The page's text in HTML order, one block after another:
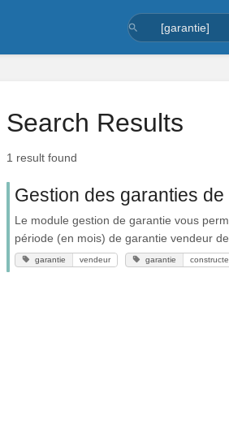
Search Results
1 result found
Gestion des garanties de
Le module gestion de garantie vous
période (en mois) de garantie vendeur
garantie vendeur garantie